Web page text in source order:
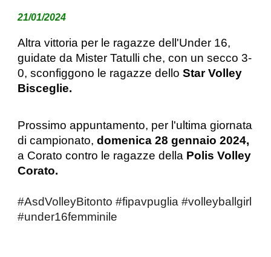
21/01/2024
Altra vittoria per le ragazze dell'Under 16,
guidate da Mister Tatulli che, con un secco 3-
0, sconfiggono le ragazze delloStar Volley
Bisceglie.
Prossimo appuntamento, per l'ultima giornata
di campionato,domenica 28 gennaio 2024,
a Corato contro le ragazze della Polis Volley
Corato.
#AsdVolleyBitonto #fipavpuglia #volleyballgirl
#under16femminile